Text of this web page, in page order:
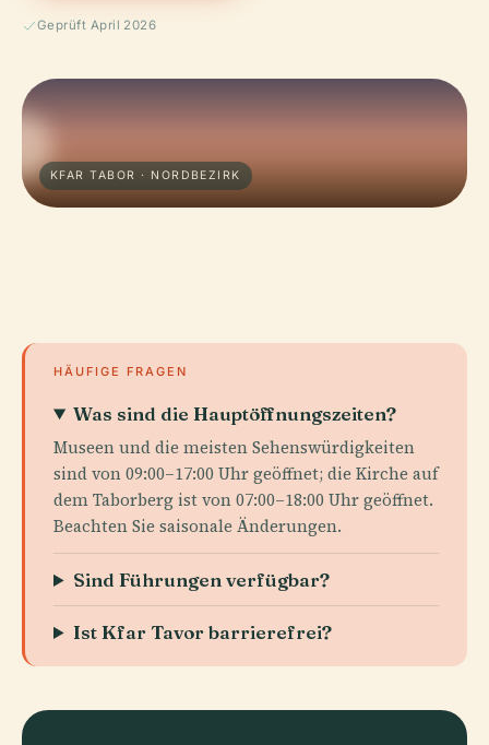
Geprüft April 2026
KFAR TABOR · NORDBEZIRK
HÄUFIGE FRAGEN
Was sind die Hauptöffnungszeiten?
Museen und die meisten Sehenswürdigkeiten
sind von 09:00–17:00 Uhr geöffnet; die Kirche auf
dem Taborberg ist von 07:00–18:00 Uhr geöffnet.
Beachten Sie saisonale Änderungen.
Sind Führungen verfügbar?
Ist Kfar Tavor barrierefrei?